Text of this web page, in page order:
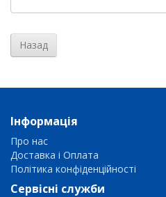
Назад
Інформація
Про нас
Доставка і Оплата
Політика конфіденційності
Сервісні служби